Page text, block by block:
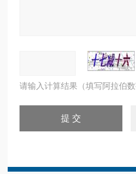
请输入计算结果（填写阿拉伯